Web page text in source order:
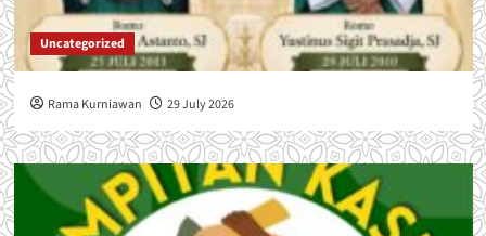
Uncategorized
Rama Kurniawan 29 July 2026